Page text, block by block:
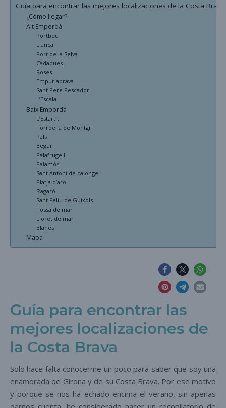
Guía para encontrar las mejores localizaciones de la Costa Brava
¿Cómo llegar?
Alt Empordà
Portbou
Llançà
Port de la Selva
Cadaqués
Roses
Empuriabrava
Sant Pere Pescador
L’Escala
Baix Empordà
L’Estartit
Torroella de Montgrí
Pals
Begur
Palafrugell
Palamós
Sant Antoni de calonge
Platja d’aro
S’agaró
Sant Feliu de Guíxols
Tossa de mar
Lloret de mar
Blanes
Mapa
Guía para encontrar las
mejores localizaciones de
la Costa Brava
Solo hace falta conocerme un poco para saber que soy una
enamorada de Girona y de su Costa Brava. Por ese motivo
y porque se nos ha echado encima el verano, sin apenas